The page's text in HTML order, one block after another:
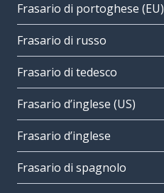
Frasario di portoghese (EU)
Frasario di russo
Frasario di tedesco
Frasario d’inglese (US)
Frasario d’inglese
Frasario di spagnolo